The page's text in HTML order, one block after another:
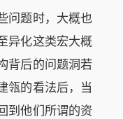
问题时，大概也
异化这类宏大概
背后的问题洞若
瓴的看法后，当
到他们所谓的资